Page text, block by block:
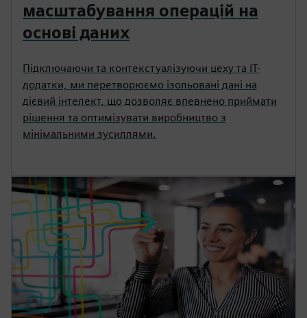
масштабування операцій на
основі даних
Підключаючи та контекстуалізуючи цеху та ІТ-
додатки, ми перетворюємо ізольовані дані на
дієвий інтелект, що дозволяє впевнено приймати
рішення та оптимізувати виробництво з
мінімальними зусиллями.